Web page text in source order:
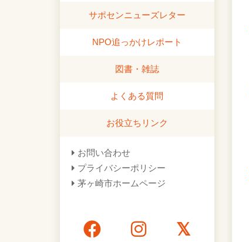
サポセンニューズレター
NPO追っかけレポート
図書・雑誌
よくある質問
お役立ちリンク
お問い合わせ
プライバシーポリシー
茅ヶ崎市ホームページ